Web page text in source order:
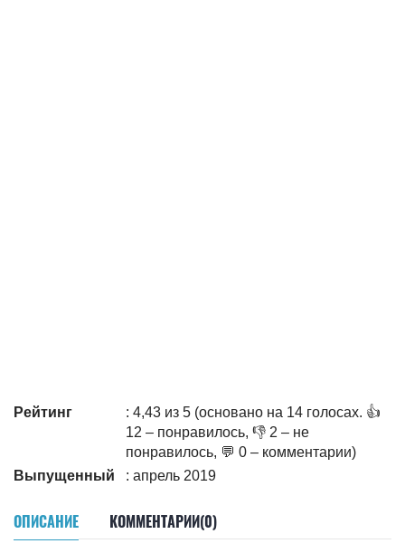
Рейтинг
: 4,43 из 5 (основано на 14 голосах. 👍
12 – понравилось, 👎 2 – не
понравилось, 💬 0 – комментарии)
Выпущенный
: апрель 2019
ОПИСАНИЕ КОММЕНТАРИИ(0)